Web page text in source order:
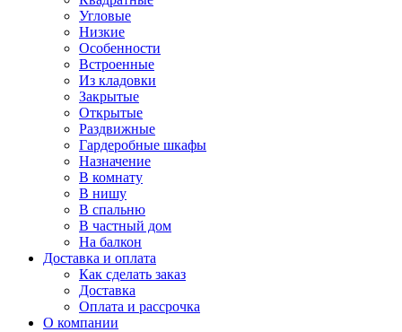
Угловые
Низкие
Особенности
Встроенные
Из кладовки
Закрытые
Открытые
Раздвижные
Гардеробные шкафы
Назначение
В комнату
В нишу
В спальню
В частный дом
На балкон
Доставка и оплата
Как сделать заказ
Доставка
Оплата и рассрочка
О компании